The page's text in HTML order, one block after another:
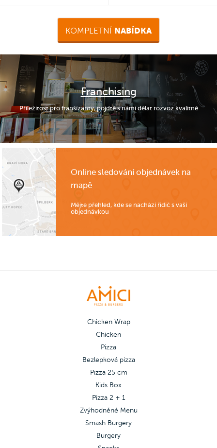
KOMPLETNÍ NABÍDKA
Franchising
Příležitost pro franšízanty, pojdtě s námi dělat rozvoz kvalitně
Online sledování objednávek na
mapě
Mějte přehled, kde se nachází řidič s vaší
objednávkou
Chicken Wrap
Chicken
Pizza
Bezlepková pizza
Pizza 25 cm
Kids Box
Pizza 2 + 1
Zvýhodněné Menu
Smash Burgery
Burgery